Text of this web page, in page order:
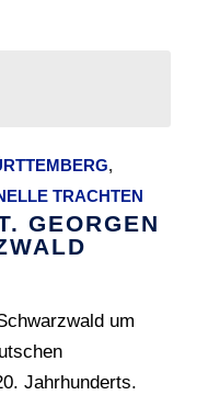
,
TRACHTEN
GEORGEN
um
Jahrhunderts.